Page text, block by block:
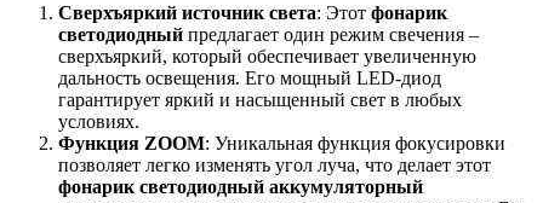
Сверхъяркий источник света: Этот фонарик
светодиодный предлагает один режим свечения –
сверхъяркий, который обеспечивает увеличенную
дальность освещения. Его мощный LED-диод
гарантирует яркий и насыщенный свет в любых
условиях.
Функция ZOOM: Уникальная функция фокусировки
позволяет легко изменять угол луча, что делает этот
фонарик светодиодный аккумуляторный